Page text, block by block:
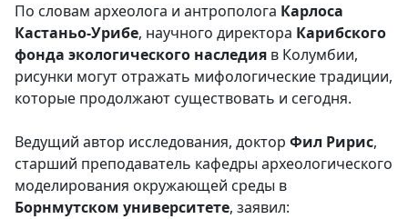
По словам археолога и антрополога Карлоса
Кастаньо-Урибе, научного директора Карибского
фонда экологического наследия в Колумбии,
рисунки могут отражать мифологические традиции,
которые продолжают существовать и сегодня.
Ведущий автор исследования, доктор Фил Ририс,
старший преподаватель кафедры археологического
моделирования окружающей среды в
Борнмутском университете, заявил: